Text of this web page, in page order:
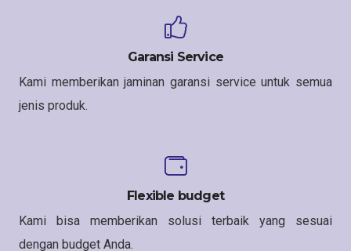
Garansi Service
Kami memberikan jaminan garansi service untuk semua
jenis produk.
Flexible budget
Kami bisa memberikan solusi terbaik yang sesuai
dengan budget Anda.